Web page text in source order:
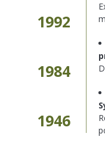
1992
1984
1946